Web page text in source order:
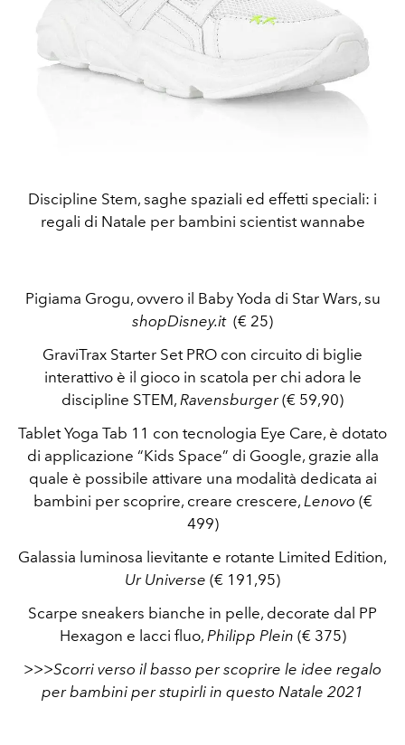
Discipline Stem, saghe spaziali ed effetti speciali: i
regali di Natale per bambini scientist wannabe
Pigiama Grogu, ovvero il Baby Yoda di Star Wars, su
shopDisney.it (€ 25)
GraviTrax Starter Set PRO con circuito di biglie
interattivo è il gioco in scatola per chi adora le
discipline STEM, Ravensburger(€ 59,90)
Tablet Yoga Tab 11 con tecnologia Eye Care, è dotato
di applicazione “Kids Space” di Google, grazie alla
quale è possibile attivare una modalità dedicata ai
bambini per scoprire, creare crescere, Lenovo (€
499)
Galassia luminosa lievitante e rotante Limited Edition,
Ur Universe (€ 191,95)
Scarpe sneakers bianche in pelle, decorate dal PP
Hexagon e lacci fluo, Philipp Plein (€ 375)
>>>Scorri verso il basso per scoprire le idee regalo
per bambini per stupirli in questo Natale 2021